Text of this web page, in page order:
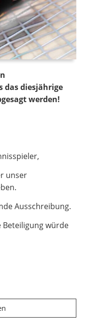
das diesjährige
werden!
unser
Ausschreibung.
würde